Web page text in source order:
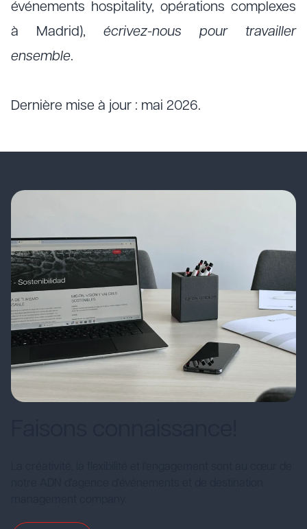
événements hospitality, opérations complexes
à Madrid), écrivez-nous pour travailler
ensemble.
Dernière mise à jour : mai 2026.